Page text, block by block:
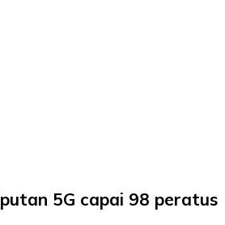
5G capai 98 peratus